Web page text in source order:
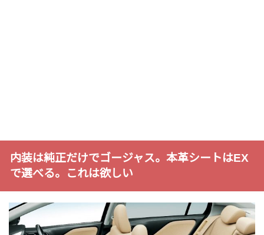
内装は純正だけでゴージャス。本革シートはEX
で選べる。これは欲しい